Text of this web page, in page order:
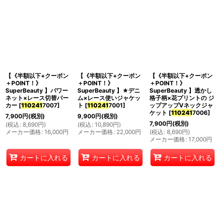
【《半額以下+クーポン
＋POINT！》
SuperBeauty 】パワー
ネット×レース切替パー
カー [1102417007]
7,900円(税別)
(税込 : 8,690円)
メーカー価格: 16,000円
カートに入れる
【《半額以下+クーポン
＋POINT！》
SuperBeauty 】★デニ
ム×レース使いジャケッ
ト [1102417001]
9,900円(税別)
(税込 : 10,890円)
メーカー価格: 22,000円
カートに入れる
【《半額以下+クーポン
＋POINT！》
SuperBeauty 】透かし
格子柄×花プリントの ジ
ップアップVネックジャ
ケット [1102417006]
7,900円(税別)
(税込 : 8,690円)
メーカー価格: 17,000円
カートに入れる